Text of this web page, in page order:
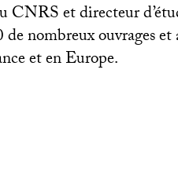
CNRSet directeur
nombreux ouvrages et
et en Europe.